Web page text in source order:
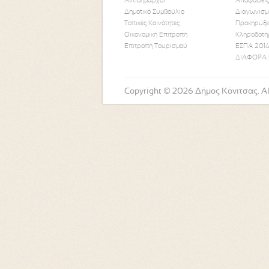
Δημοτικό Συμβούλιο
Τοπικές Κοινότητες
Οικονομική Επιτροπή
Επιτροπή Τουρισμού
ΕΣΠΑ
ΔΙΑΦΟΡΑ
Copyright © 2026 Δήμος Κόνιτσας.